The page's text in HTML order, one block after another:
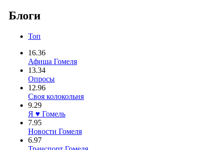
Блоги
Топ
16.36
Афиша Гомеля
13.34
Опросы
12.96
Своя колокольня
9.29
Я ♥ Гомель
7.95
Новости Гомеля
6.97